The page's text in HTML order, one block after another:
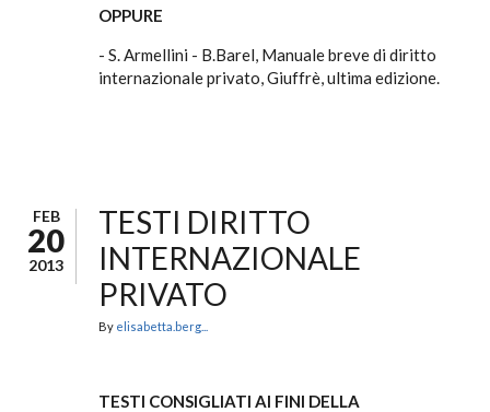
OPPURE
- S. Armellini - B.Barel, Manuale breve di diritto
internazionale privato, Giuffrè, ultima edizione.
FEB
20
2013
TESTI DIRITTO
INTERNAZIONALE
PRIVATO
By elisabetta.berg...
TESTI CONSIGLIATI AI FINI DELLA